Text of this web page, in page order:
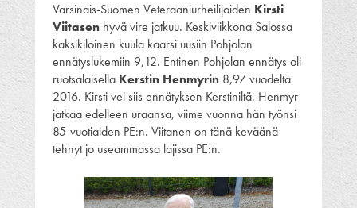
Varsinais-Suomen Veteraaniurheilijoiden Kirsti
Viitasen hyvä vire jatkuu. Keskiviikkona Salossa
kaksikiloinen kuula kaarsi uusiin Pohjolan
ennätyslukemiin 9,12. Entinen Pohjolan ennätys oli
ruotsalaisella Kerstin Henmyrin 8,97 vuodelta
2016. Kirsti vei siis ennätyksen Kerstiniltä. Henmyr
jatkaa edelleen uraansa, viime vuonna hän työnsi
85-vuotiaiden PE:n. Viitanen on tänä keväänä
tehnyt jo useammassa lajissa PE:n.